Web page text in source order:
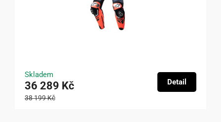
Skladem
36 289 Kč
38 199 Kč
Detail